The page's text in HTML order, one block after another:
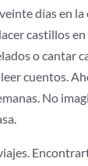
días en la
castillos en
o cantar
cuentos.
No